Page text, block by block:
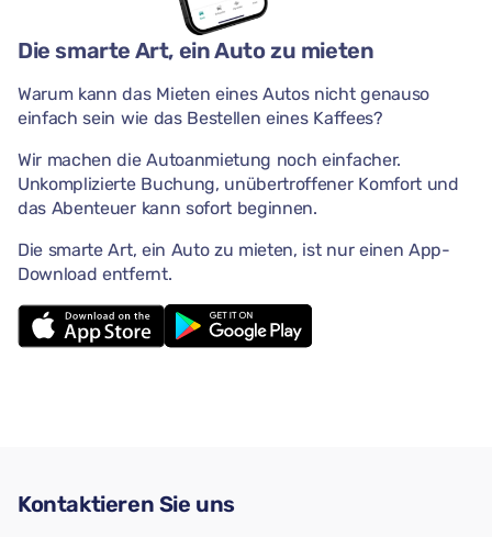
Die smarte Art, ein Auto zu mieten
Warum kann das Mieten eines Autos nicht genauso
einfach sein wie das Bestellen eines Kaffees?
Wir machen die Autoanmietung noch einfacher.
Unkomplizierte Buchung, unübertroffener Komfort und
das Abenteuer kann sofort beginnen.
Die smarte Art, ein Auto zu mieten, ist nur einen App-
Download entfernt.
Kontaktieren Sie uns